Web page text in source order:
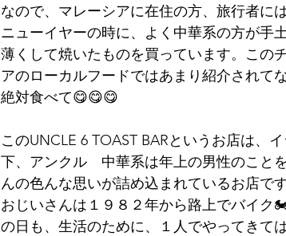
なので、マレーシアに在住の方、旅行者に
ニューイヤーの時に、よく中華系の方が手
薄くして焼いたものを買っています。この
アのローカルフードではあまり紹介されて
絶対食べて😋😋😋
このUNCLE 6 TOAST BARというお店は、
下、アンクル　中華系は年上の男性のこと
んの色んな思いが詰め込まれているお店です
おじいさんは１９８２年から路上でバイ
の日も、生活のために、１人でやってきて